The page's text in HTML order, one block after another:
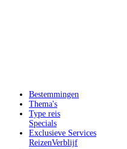
Bestemmingen
Thema's
Type reis
Specials
Exclusieve Services
ReizenVerblijf